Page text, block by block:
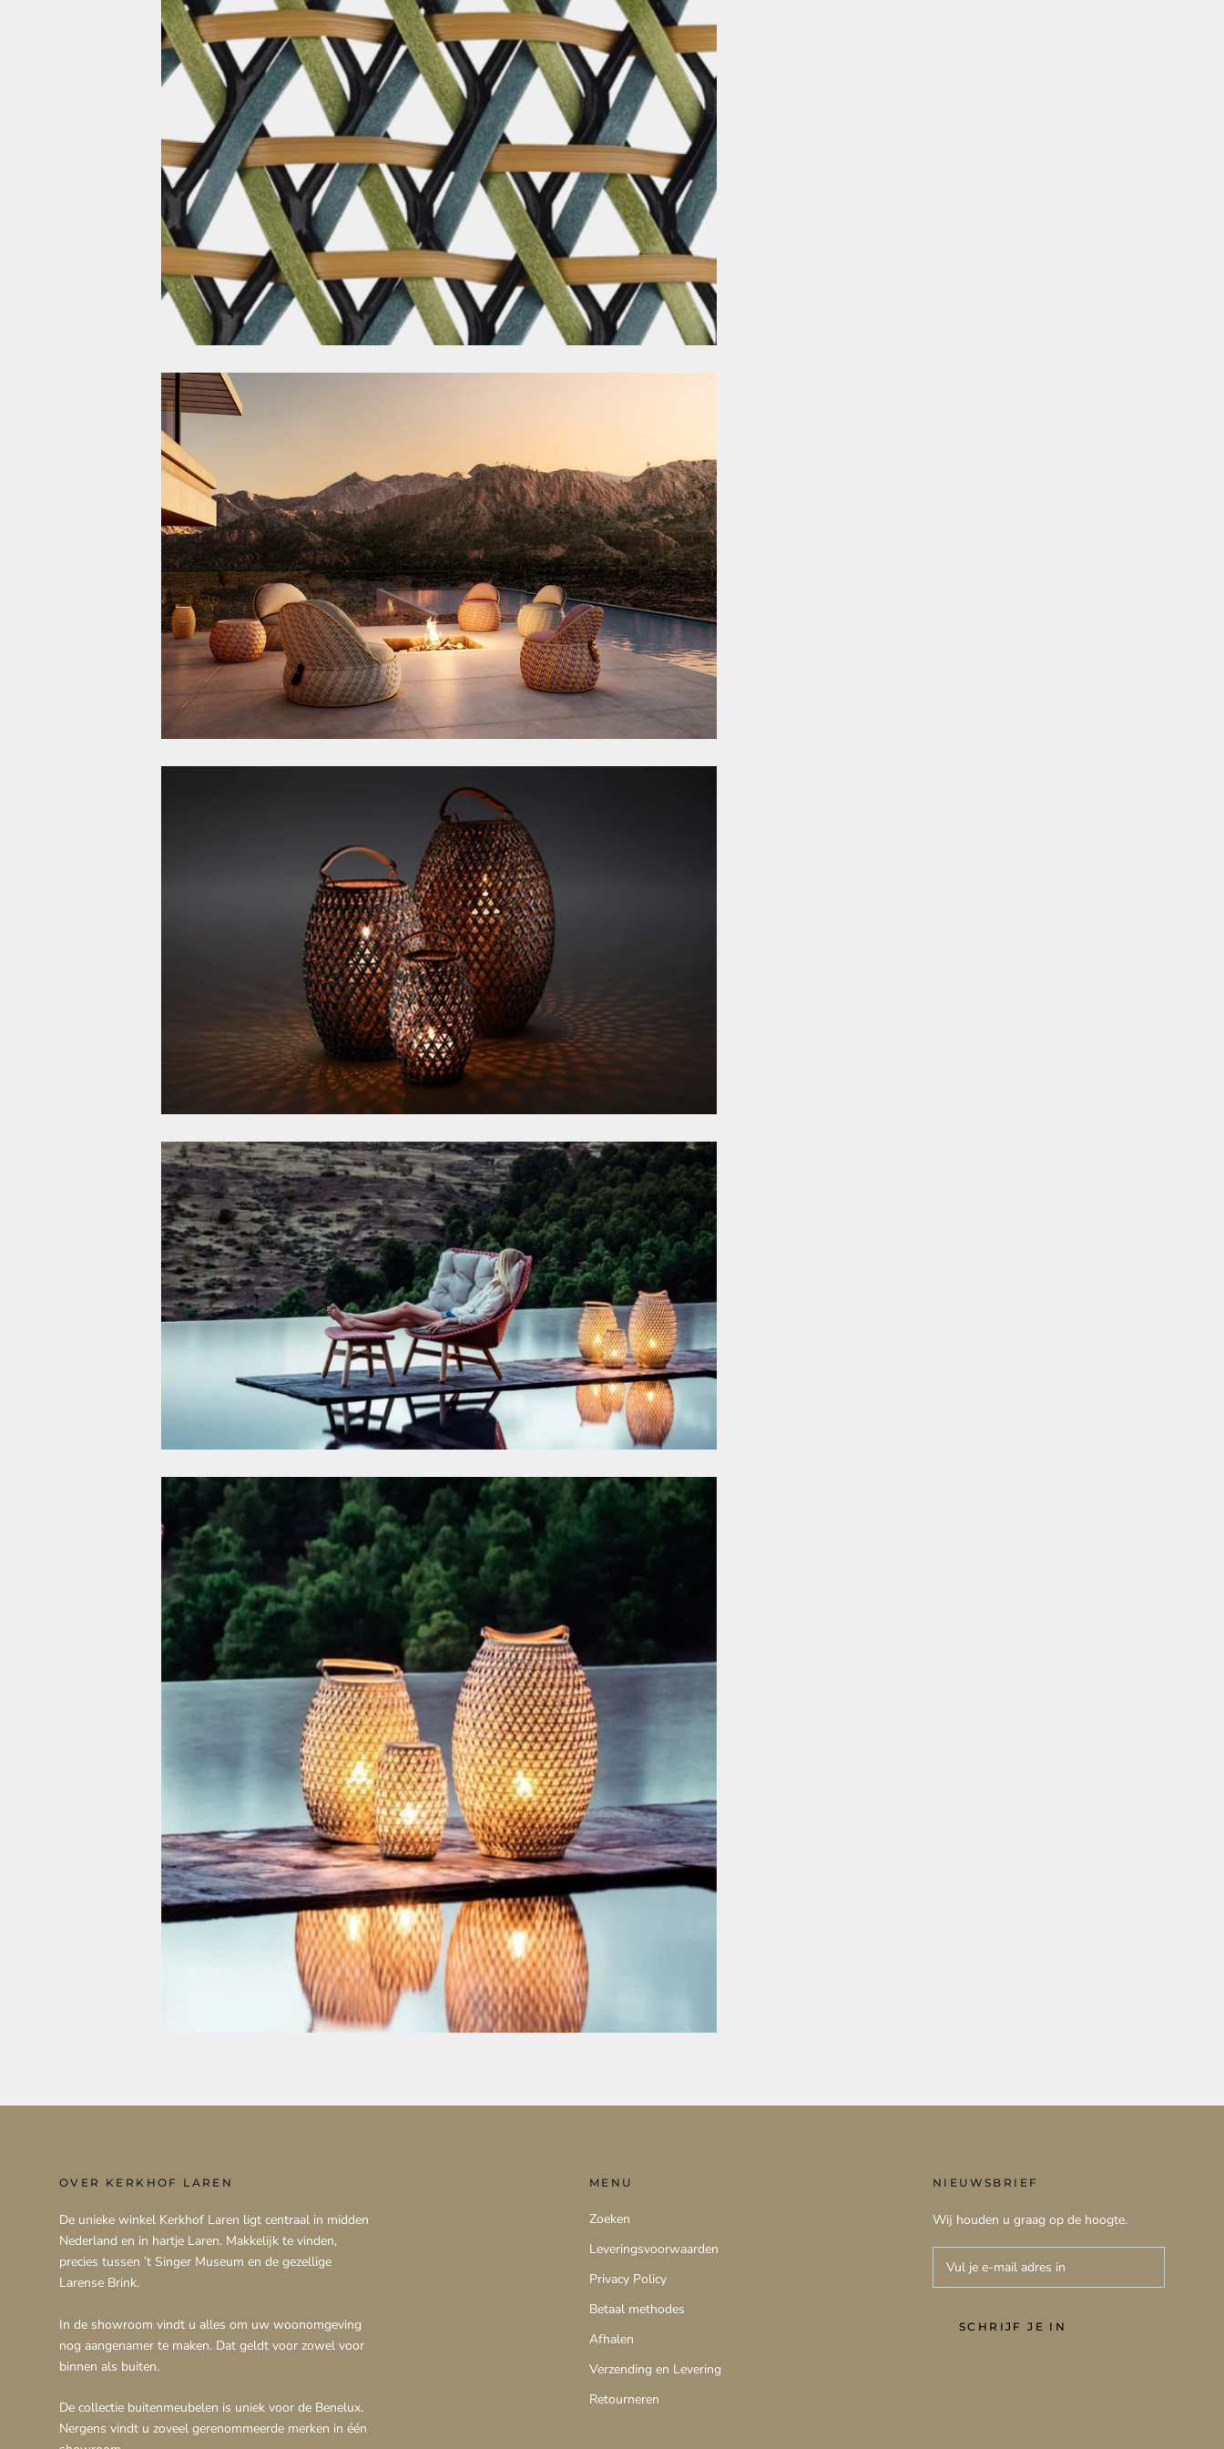
OVER KERKHOF LAREN
De unieke winkel Kerkhof Laren ligt centraal in midden
Nederland en in hartje Laren. Makkelijk te vinden,
precies tussen ’t Singer Museum en de gezellige
Larense Brink.
In de showroom vindt u alles om uw woonomgeving
nog aangenamer te maken. Dat geldt voor zowel voor
binnen als buiten.
De collectie buitenmeubelen is uniek voor de Benelux.
Nergens vindt u zoveel gerenommeerde merken in één
MENU
Zoeken
Leveringsvoorwaarden
Privacy Policy
Betaal methodes
Afhalen
Verzending en Levering
Retourneren
NIEUWSBRIEF
Wij houden u graag op de hoogte.
SCHRIJF JE IN